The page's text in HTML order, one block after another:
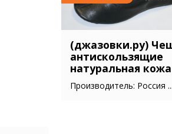
(джазовки.ру)
антискользящие
натуральная кожа
Производитель: Россия ...